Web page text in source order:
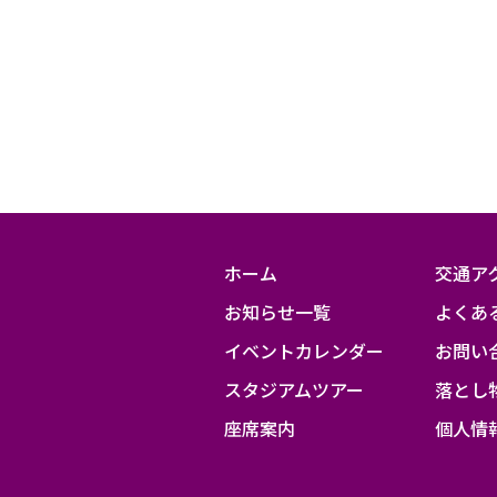
ホーム
お知らせ一覧
イベントカレンダー
スタジアムツアー
座席案内
交通ア
よくあ
お問い
落とし
個人情